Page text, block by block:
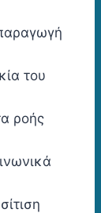
του
ροής